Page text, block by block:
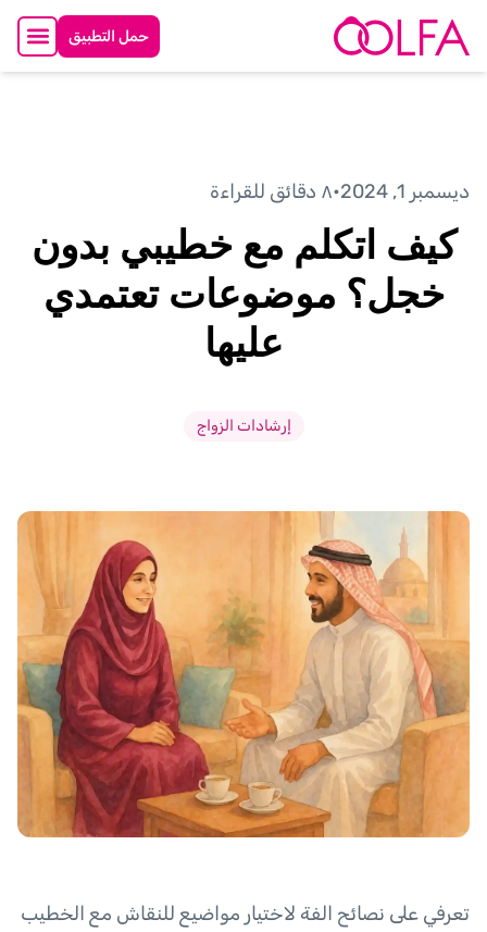
حمل التطبيق
ديسمبر 1, 2024 •٨ دقائق للقراءة
كيف اتكلم مع خطيبي بدون
خجل؟ موضوعات تعتمدي
عليها
إرشادات الزواج
تعرفي على نصائح الفة لاختيار مواضيع للنقاش مع الخطيب